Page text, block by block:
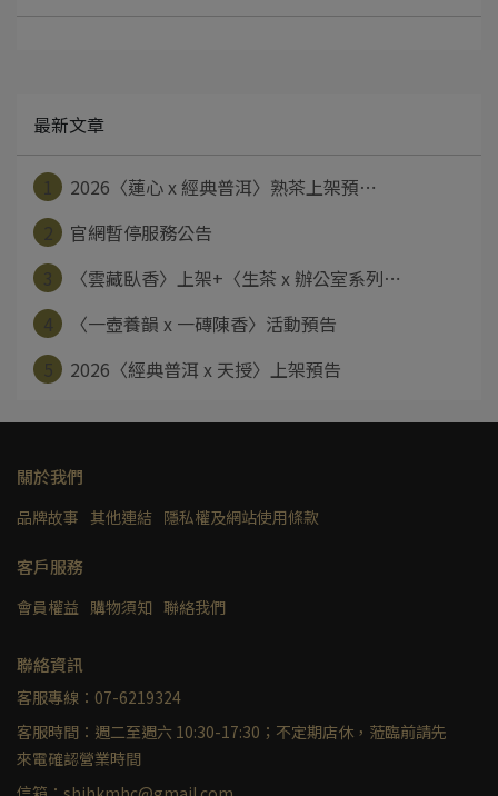
最新文章
2026〈蓮心 x 經典普洱〉熟茶上架預⋯
官網暫停服務公告
〈雲藏臥香〉上架+〈生茶 x 辦公室系列⋯
〈一壺養韻 x 一磚陳香〉活動預告
2026〈經典普洱 x 天授〉上架預告
關於我們
品牌故事 其他連結 隱私權及網站使用條款
客戶服務
會員權益 購物須知 聯絡我們
聯絡資訊
客服專線：07-6219324
客服時間：週二至週六 10:30-17:30；不定期店休，蒞臨前請先
來電確認營業時間